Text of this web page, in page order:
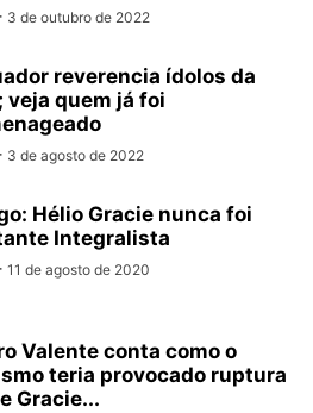
3 de outubro de 2022
reverencia ídolos da
veja quem já foi
3 de agosto de 2022
Hélio Gracie nunca foi
Integralista
11 de agosto de 2020
Valente conta como o
teria provocado ruptura
Gracie...